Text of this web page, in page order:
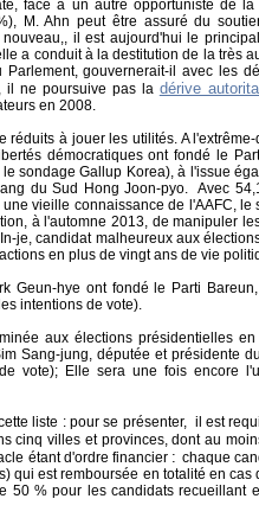
face à un autre opportuniste de
M. Ahn peut être assuré du
il est aujourd'hui le
a conduit à la destitution de la très
gouvernerait-il avec les
il ne poursuive pas la dérive
en 2008.
réduits à jouer les utilités. A
démocratiques ont fondé le
sondage Gallup Korea), à l'issue
du Sud Hong Joon-pyo. Avec
vieille connaissance de l'AAFC,
à l'automne 2013, de manipuler
je, candidat malheureux aux
en plus de vingt ans de vie
Geun-hye ont fondé le Parti
intentions de vote).
aux élections présidentielles
Sang-jung, députée et présidente
vote); Elle sera une fois encore
liste : pour se présenter, il est
cinq villes et provinces, dont au
étant d'ordre financier : chaque
qui est remboursée en totalité en cas
50 % pour les candidats recueillant